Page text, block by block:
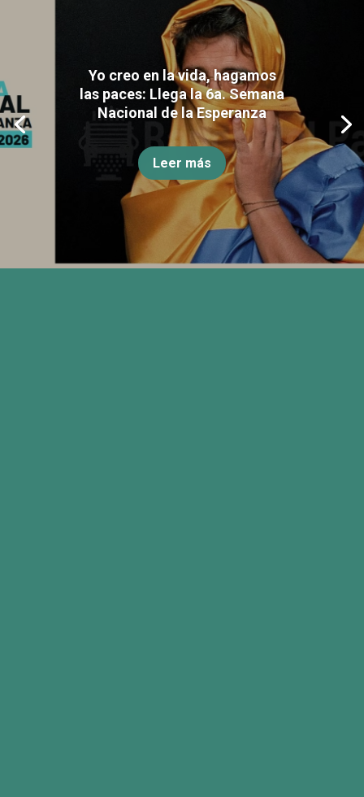
Yo creo en la vida, hagamos
las paces: Llega la 6a. Semana
Nacional de la Esperanza
Leer más